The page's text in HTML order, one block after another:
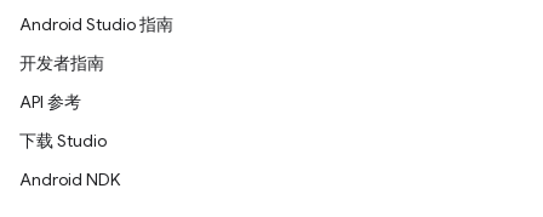
Android Studio 指南
开发者指南
API 参考
下载 Studio
Android NDK